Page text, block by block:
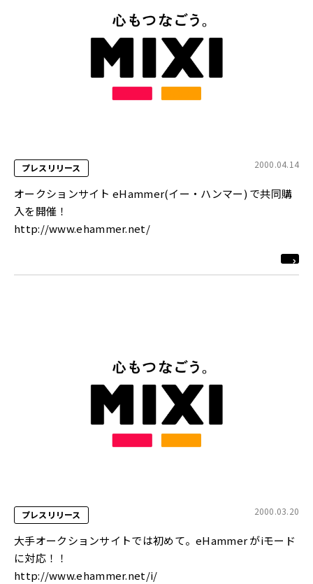
プレスリリース 2000.04.14
オークションサイト eHammer(イー・ハンマー) で共同購
入を開催！
http://www.ehammer.net/
プレスリリース 2000.03.20
大手オークションサイトでは初めて。eHammer がiモード
に対応！！
http://www.ehammer.net/i/